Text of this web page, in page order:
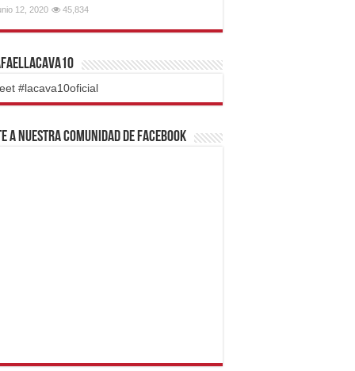
12, 2020 45,834
#lacava10oficial
a nuestra comunidad de Facebook